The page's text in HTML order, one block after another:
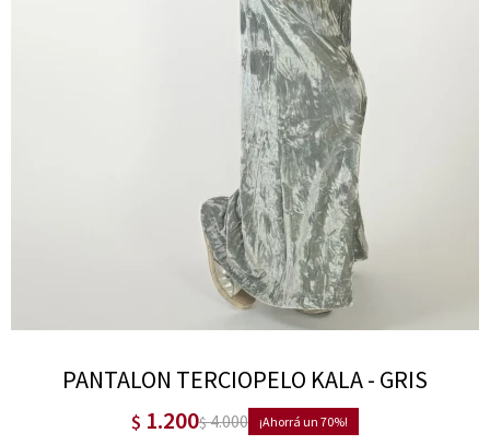
PANTALON TERCIOPELO KALA - GRIS
$ 1.200$4.000 70